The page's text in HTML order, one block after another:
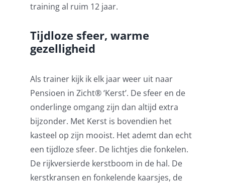
training al ruim 12 jaar.
Tijdloze sfeer, warme
gezelligheid
Als trainer kijk ik elk jaar weer uit naar
Pensioen in Zicht®️ ‘Kerst’. De sfeer en de
onderlinge omgang zijn dan altijd extra
bijzonder. Met Kerst is bovendien het
kasteel op zijn mooist. Het ademt dan echt
een tijdloze sfeer. De lichtjes die fonkelen.
De rijkversierde kerstboom in de hal. De
kerstkransen en fonkelende kaarsjes, de